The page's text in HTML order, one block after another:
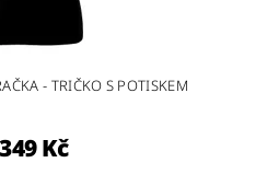
- TRIČKO S POTISKEM
349 Kč